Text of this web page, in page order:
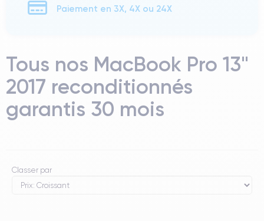
Paiement en 3X, 4X ou 24X
Tous nos MacBook Pro 13"
2017 reconditionnés
garantis 30 mois
Classer par